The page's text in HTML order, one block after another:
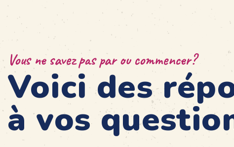
Vous ne savez pas par ou commencer?
Voici des
à vos